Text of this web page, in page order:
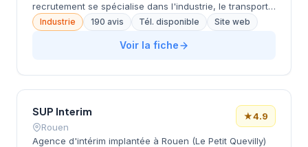
recrutement se spécialise dans l'industrie, le transport
et la logistique. La structure accompagne les
entreprises locales dans leurs recrutements sectoriels
tout en proposant des solutions d'intérim et de
sur 190 avis clients, l'établissement témoigne d'une
solide reconnaissance de sa clientèle normande. Le
répondre aux besoins spécifiques du tissu économique
rouennais.
Industrie 190 avis Tél. disponible Site web
Voir la fiche
SUP Interim
Rouen
★4.9
Agence d'intérim implantée à Rouen (Le Petit Quevilly)